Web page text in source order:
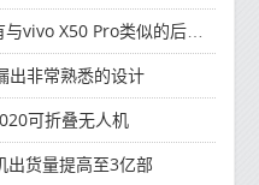
X50 Pro类似的后部设计
出非常熟悉的设计
可折叠无人机
出货量提高至3亿部